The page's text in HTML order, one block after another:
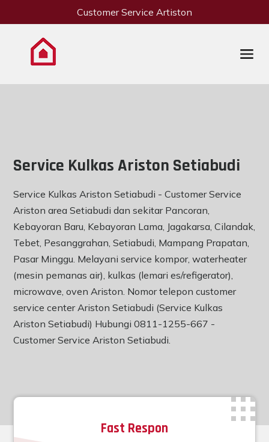
Customer Service Artiston
Service Kulkas Ariston Setiabudi
Service Kulkas Ariston Setiabudi - Customer Service
Ariston area Setiabudi dan sekitar Pancoran,
Kebayoran Baru, Kebayoran Lama, Jagakarsa, Cilandak,
Tebet, Pesanggrahan, Setiabudi, Mampang Prapatan,
Pasar Minggu. Melayani service kompor, waterheater
(mesin pemanas air), kulkas (lemari es/refigerator),
microwave, oven Ariston. Nomor telepon customer
service center Ariston Setiabudi (Service Kulkas
Ariston Setiabudi) Hubungi 0811-1255-667 -
Customer Service Ariston Setiabudi.
Fast Respon